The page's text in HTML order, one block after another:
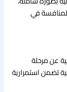
في
عن مرحلة
تضمن استمرارية